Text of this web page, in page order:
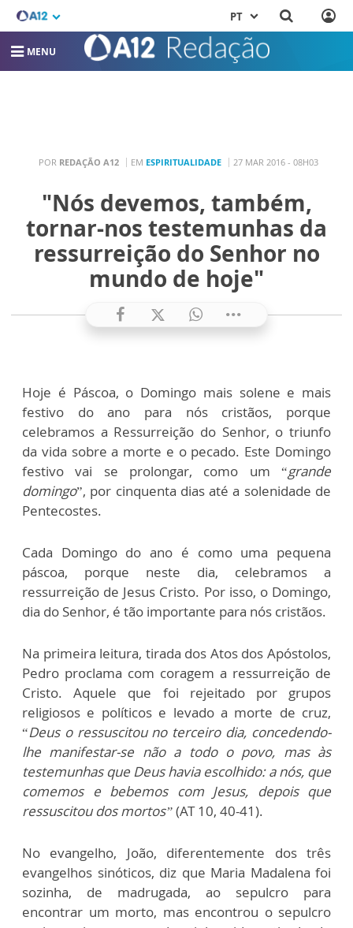
PT
MENU
POR REDAÇÃO A12 EM ESPIRITUALIDADE 27 MAR 2016 - 08H03
"Nós devemos, também,
tornar-nos testemunhas da
ressurreição do Senhor no
mundo de hoje"
Hoje é Páscoa, o Domingo mais solene e mais
festivo do ano para nós cristãos, porque
celebramos a Ressurreição do Senhor, o triunfo
da vida sobre a morte e o pecado. Este Domingo
festivo vai se prolongar, como um “grande
domingo”, por cinquenta dias até a solenidade de
Pentecostes.
Cada Domingo do ano é como uma pequena
páscoa, porque neste dia, celebramos a
ressurreição de Jesus Cristo. Por isso, o Domingo,
dia do Senhor, é tão importante para nós cristãos.
Na primeira leitura, tirada dos Atos dos Apóstolos,
Pedro proclama com coragem a ressurreição de
Cristo. Aquele que foi rejeitado por grupos
religiosos e políticos e levado a morte de cruz,
“Deus o ressuscitou no terceiro dia, concedendo-
lhe manifestar-se não a todo o povo, mas às
testemunhas que Deus havia escolhido: a nós, que
comemos e bebemos com Jesus, depois que
ressuscitou dos mortos”(AT 10, 40-41).
No evangelho, João, diferentemente dos três
evangelhos sinóticos, diz que Maria Madalena foi
sozinha, de madrugada, ao sepulcro para
encontrar um morto, mas encontrou o sepulcro